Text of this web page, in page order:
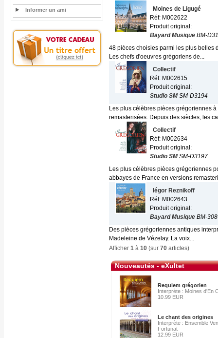
Informer un ami
Moines de Ligugé
Réf: M002622
Produit original:
Bayard Musique BM-
48 pièces choisies parmi les plus belles
Les chefs d'oeuvres grégoriens de...
Collectif
Réf: M002615
Produit original:
Studio SM SM-D3194
Les plus célèbres pièces grégoriennes
remasterisées. Depuis des siècles, les
Collectif
Réf: M002634
Produit original:
Studio SM SM-D3197
Les plus célèbres pièces grégoriennes
abbayes de France en versions
Iégor Reznikoff
Réf: M002643
Produit original:
Bayard Musique BM-
Des pièces grégoriennes antiques
Madeleine de Vézelay. La voix...
Afficher 1 à 10 (sur 70 articles)
Nouveautés - eXultet
Requiem grégorien
Interprète : Moines d'En
10.99 EUR
Le chant des origines
Interprète : Ensemble
Fortunat
12.99 EUR